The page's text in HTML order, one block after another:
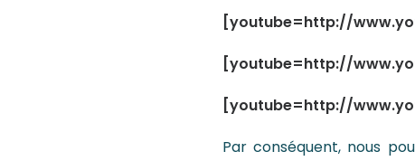
[youtube=http://
[youtube=http://
[youtube=http://
Par conséquent, nous